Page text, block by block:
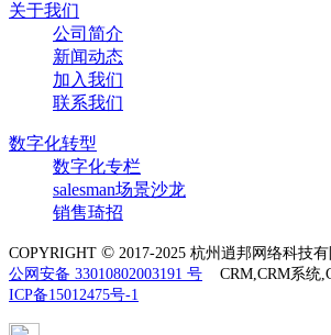
关于我们
公司简介
新闻动态
加入我们
联系我们
数字化转型
数字化专栏
salesman场景沙龙
销售琦招
COPYRIGHT © 2017-2025 杭州逍邦网络科技
公网安备 33010802003191 号 CRM,CRM系统
ICP备15012475号-1